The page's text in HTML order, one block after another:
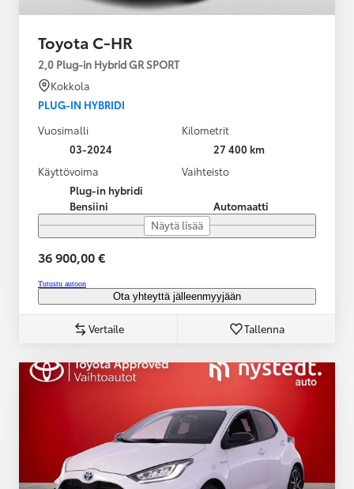
Toyota C-HR
2,0 Plug-in Hybrid GR SPORT
Kokkola
PLUG-IN HYBRIDI
Vuosimalli
03-2024
Kilometrit
27 400 km
Käyttövoima
Plug-in hybridi
Bensiini
Vaihteisto
Automaatti
Näytä lisää
36 900,00 €
Tutustu autoon
Ota yhteyttä jälleenmyyjään
Vertaile Tallenna